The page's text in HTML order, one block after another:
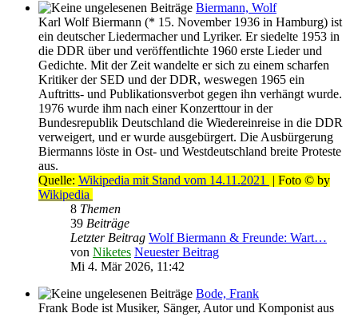
Biermann, Wolf
Karl Wolf Biermann (* 15. November 1936 in Hamburg) ist
ein deutscher Liedermacher und Lyriker. Er siedelte 1953 in
die DDR über und veröffentlichte 1960 erste Lieder und
Gedichte. Mit der Zeit wandelte er sich zu einem scharfen
Kritiker der SED und der DDR, weswegen 1965 ein
Auftritts- und Publikationsverbot gegen ihn verhängt wurde.
1976 wurde ihm nach einer Konzerttour in der
Bundesrepublik Deutschland die Wiedereinreise in die DDR
verweigert, und er wurde ausgebürgert. Die Ausbürgerung
Biermanns löste in Ost- und Westdeutschland breite Proteste
aus.
Quelle: Wikipedia mit Stand vom 14.11.2021
| Foto © by
Wikipedia
8 Themen
39 Beiträge
Letzter Beitrag Wolf Biermann & Freunde: Wart…
von Niketes Neuester Beitrag
Mi 4. Mär 2026, 11:42
Bode, Frank
Frank Bode ist Musiker, Sänger, Autor und Komponist aus